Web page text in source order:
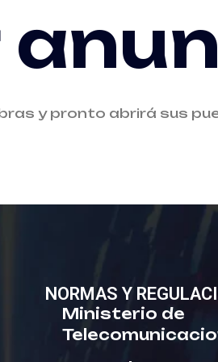
y pronto abrirá sus
NORMAS Y
Ministerio de